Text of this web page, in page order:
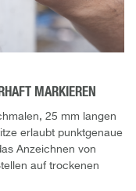
MARKIEREN
25 mm langen
erlaubt punktgenaue
Anzeichnen von
auf trockenen